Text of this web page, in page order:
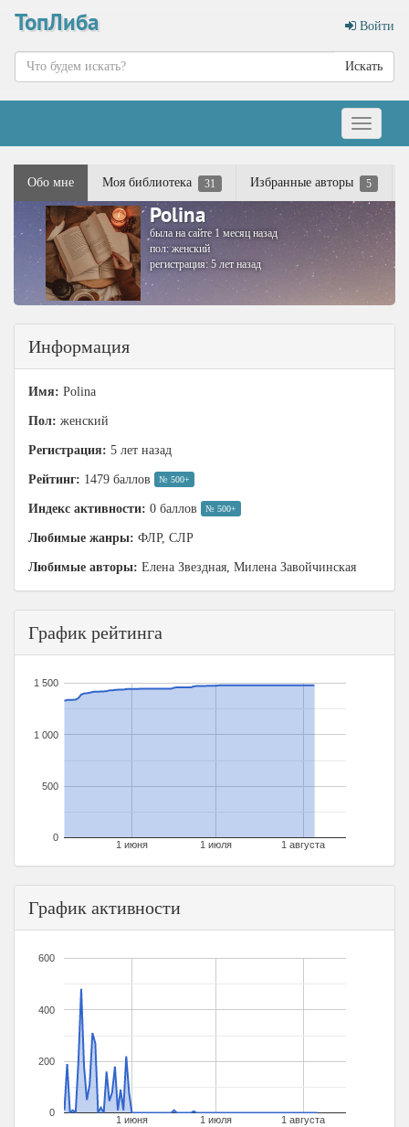
ТопЛиба Войти
Искать
Меню
Обо мне Моя библиотека 31 Избранные авторы 5
Polina
была на сайте 1 месяц назад
пол: женский
регистрация: 5 лет назад
Информация
Имя: Polina
Пол: женский
Регистрация: 5 лет назад
Рейтинг: 1479 баллов № 500+
Индекс активности: 0 баллов № 500+
Любимые жанры: ФЛР, СЛР
Любимые авторы: Елена Звездная, Милена Завойчинская
График рейтинга
1 июня 1 июля 1 августа
0
500
1 000
1 500
График активности
1 июня 1 июля 1 августа
0
200
400
600